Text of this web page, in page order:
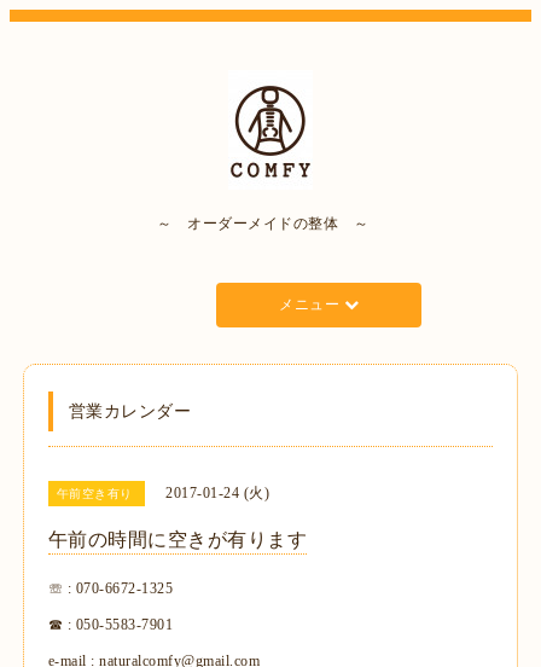
～ オーダーメイドの整体 ～
メニュー
営業カレンダー
午前空き有り 2017-01-24 (火)
午前の時間に空きが有ります
☏ : 070-6672-1325
☎ : 050-5583-7901
e-mail : naturalcomfy@gmail.com